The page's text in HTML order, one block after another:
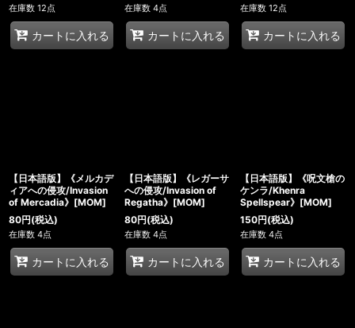
在庫数 12点
カートに入れる
在庫数 4点
カートに入れる
在庫数 12点
カートに入れる
【日本語版】《メルカデ
ィアへの侵攻/Invasion
of Mercadia》[MOM]
80円(税込)
在庫数 4点
カートに入れる
【日本語版】《レガーサ
への侵攻/Invasion of
Regatha》[MOM]
80円(税込)
在庫数 4点
カートに入れる
【日本語版】《呪文槍の
ケンラ/Khenra
Spellspear》[MOM]
150円(税込)
在庫数 4点
カートに入れる